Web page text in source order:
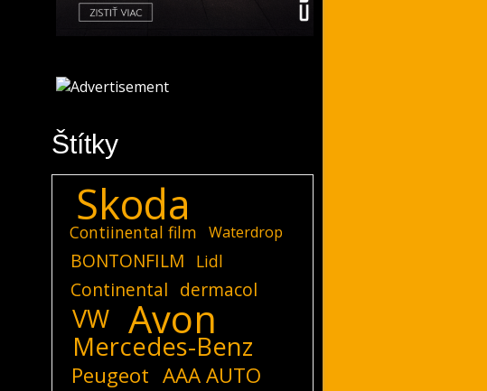
Štítky
Skoda
Contiinental film Waterdrop
BONTONFILM Lidl
Continental dermacol
VW Avon
Mercedes-Benz
Peugeot AAA AUTO